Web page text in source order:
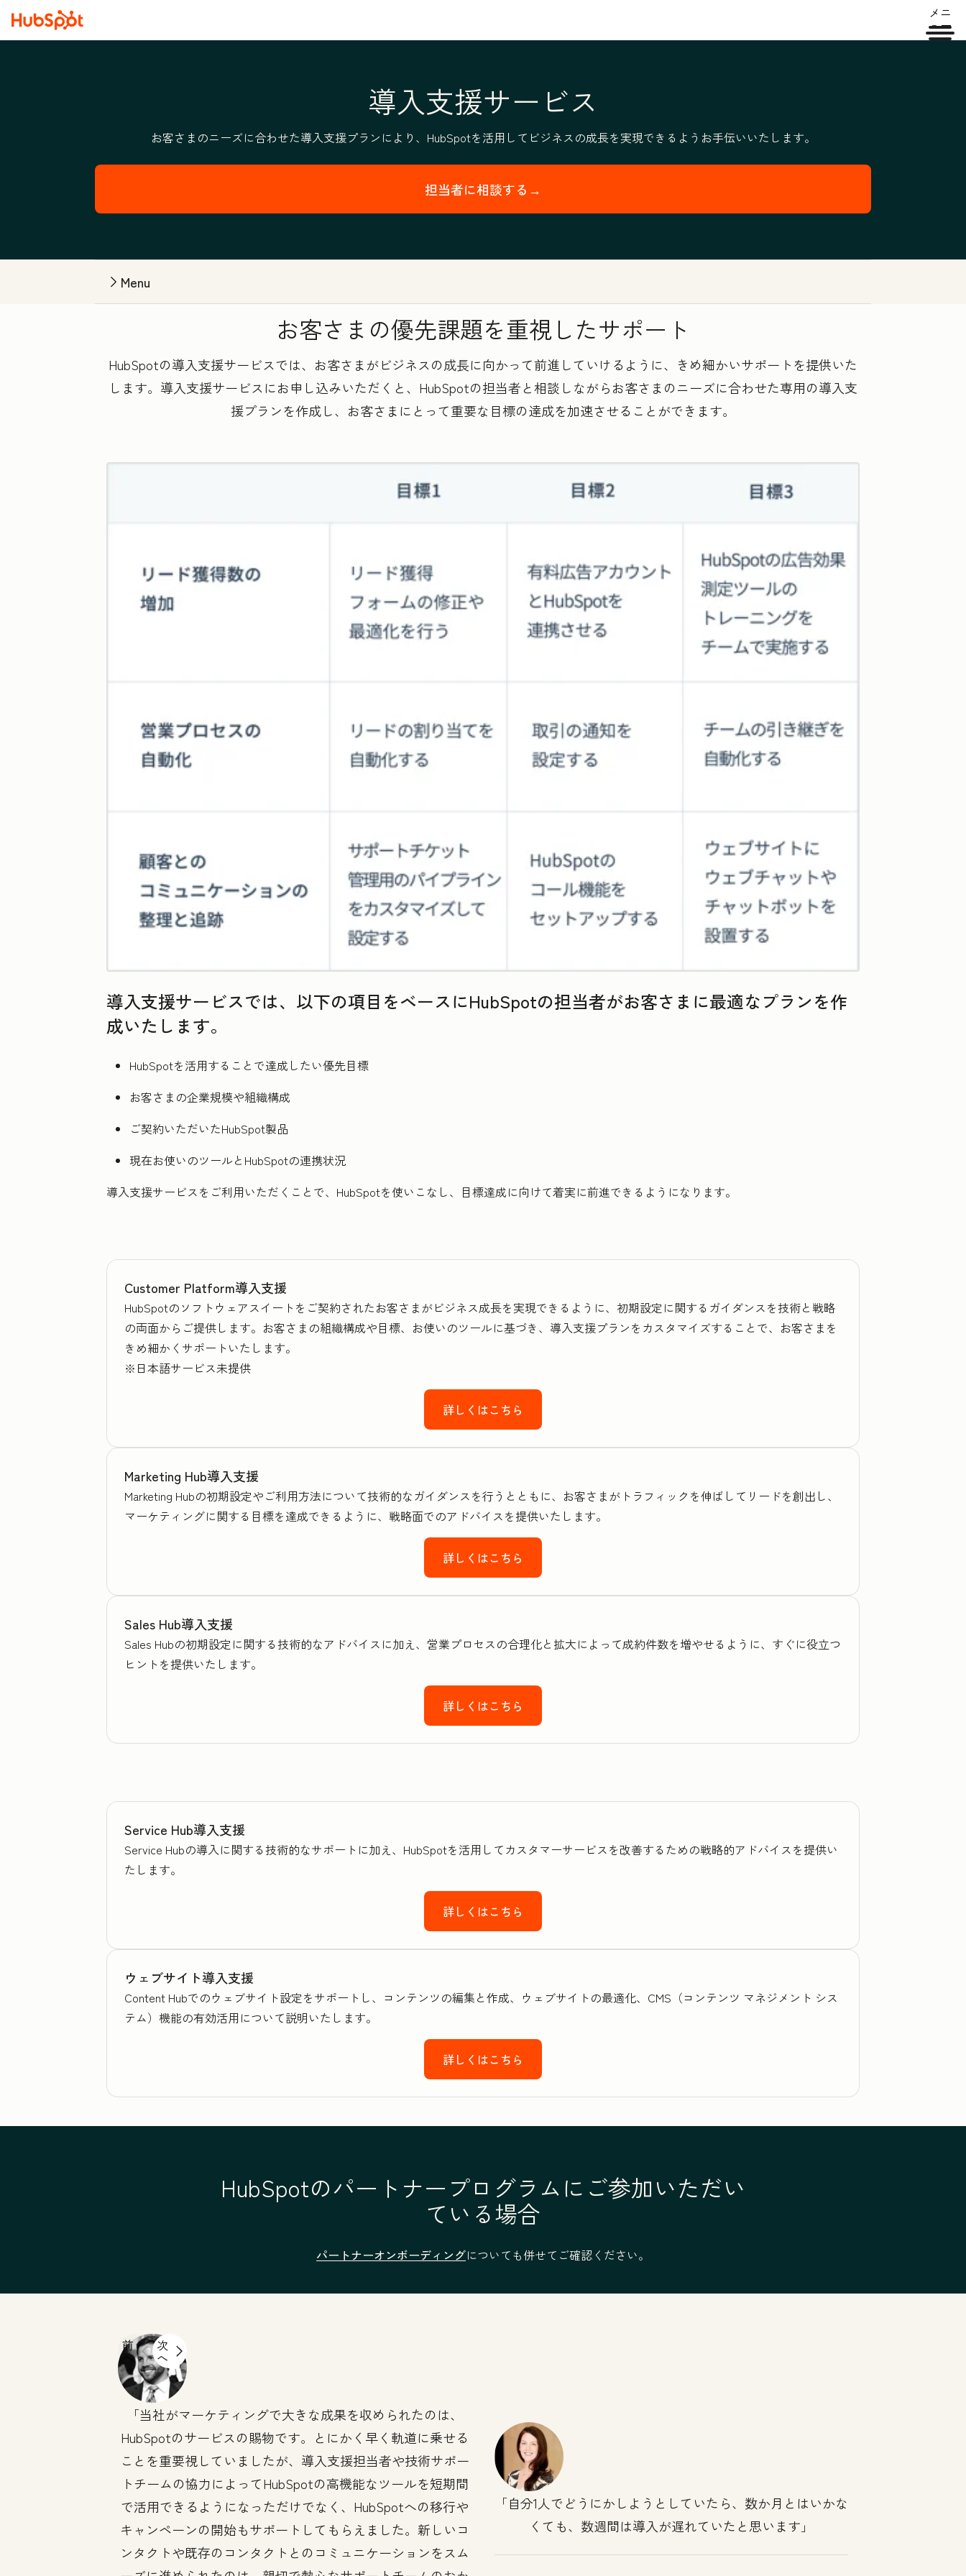
メニ
ュー
導入支援サービス
お客さまのニーズに合わせた導入支援プランにより、HubSpotを活用してビジネスの成長を実現できるようお手伝いいたします。
担当者に相談する→
Menu
お客さまの優先課題を重視したサポート
HubSpotの導入支援サービスでは、お客さまがビジネスの成長に向かって前進していけるように、きめ細かいサポートを提供いた
します。導入支援サービスにお申し込みいただくと、HubSpotの担当者と相談しながらお客さまのニーズに合わせた専用の導入支
援プランを作成し、お客さまにとって重要な目標の達成を加速させることができます。
導入支援サービスでは、以下の項目をベースにHubSpotの担当者がお客さまに最適なプランを作
成いたします。
HubSpotを活用することで達成したい優先目標
お客さまの企業規模や組織構成
ご契約いただいたHubSpot製品
現在お使いのツールとHubSpotの連携状況
導入支援サービスをご利用いただくことで、HubSpotを使いこなし、目標達成に向けて着実に前進できるようになります。
Customer Platform導入支援
HubSpotのソフトウェアスイートをご契約されたお客さまがビジネス成長を実現できるように、初期設定に関するガイダンスを技術と戦略
の両面からご提供します。お客さまの組織構成や目標、お使いのツールに基づき、導入支援プランをカスタマイズすることで、お客さまを
きめ細かくサポートいたします。
※日本語サービス未提供
詳しくはこちら
Marketing Hub導入支援
Marketing Hubの初期設定やご利用方法について技術的なガイダンスを行うとともに、お客さまがトラフィックを伸ばしてリードを創出し、
マーケティングに関する目標を達成できるように、戦略面でのアドバイスを提供いたします。
詳しくはこちら
Sales Hub導入支援
Sales Hubの初期設定に関する技術的なアドバイスに加え、営業プロセスの合理化と拡大によって成約件数を増やせるように、すぐに役立つ
ヒントを提供いたします。
詳しくはこちら
Service Hub導入支援
Service Hubの導入に関する技術的なサポートに加え、HubSpotを活用してカスタマーサービスを改善するための戦略的アドバイスを提供い
たします。
詳しくはこちら
ウェブサイト導入支援
Content Hubでのウェブサイト設定をサポートし、コンテンツの編集と作成、ウェブサイトの最適化、CMS（コンテンツ マネジメント シス
テム）機能の有効活用について説明いたします。
詳しくはこちら
HubSpotのパートナープログラムにご参加いただい
ている場合
パートナーオンボーディングについても併せてご確認ください。
前
へ
次
へ
当社がマーケティングで大きな成果を収められたのは、
HubSpotのサービスの賜物です。とにかく早く軌道に乗せる
ことを重要視していましたが、導入支援担当者や技術サポー
トチームの協力によってHubSpotの高機能なツールを短期間
で活用できるようになっただけでなく、HubSpotへの移行や
キャンペーンの開始もサポートしてもらえました。新しいコ
ンタクトや既存のコンタクトとのコミュニケーションをスム
自分1人でどうにかしようとしていたら、数か月とはいかな
くても、数週間は導入が遅れていたと思います